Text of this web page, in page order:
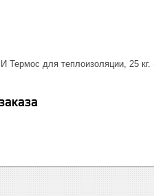
Термос для теплоизоляции, 25 кг.